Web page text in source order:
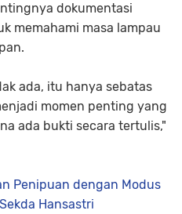
dokumentasi
memahami masa lampau
ada, itu hanya sebatas
momen penting yang
ada bukti secara tertulis,"
Penipuan dengan Modus
Hansastri